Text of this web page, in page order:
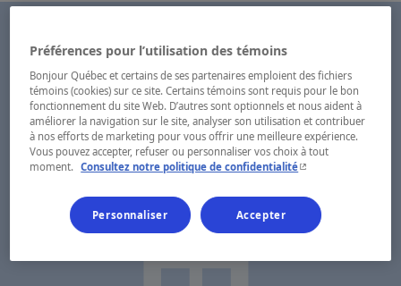
Préférences pour l’utilisation des témoins
Bonjour Québec et certains de ses partenaires emploient des fichiers
témoins (cookies) sur ce site. Certains témoins sont requis pour le bon
fonctionnement du site Web. D’autres sont optionnels et nous aident à
améliorer la navigation sur le site, analyser son utilisation et contribuer
à nos efforts de marketing pour vous offrir une meilleure expérience.
Vous pouvez accepter, refuser ou personnaliser vos choix à tout
moment. Consultez notre politique de confidentialité- Cet hyperlien
Personnaliser Accepter